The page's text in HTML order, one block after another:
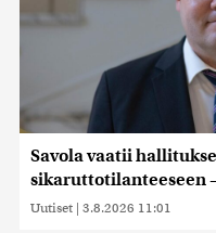
Savola vaatii
sikaruttotilanteeseen
Uutiset | 3.8.2026 11:01